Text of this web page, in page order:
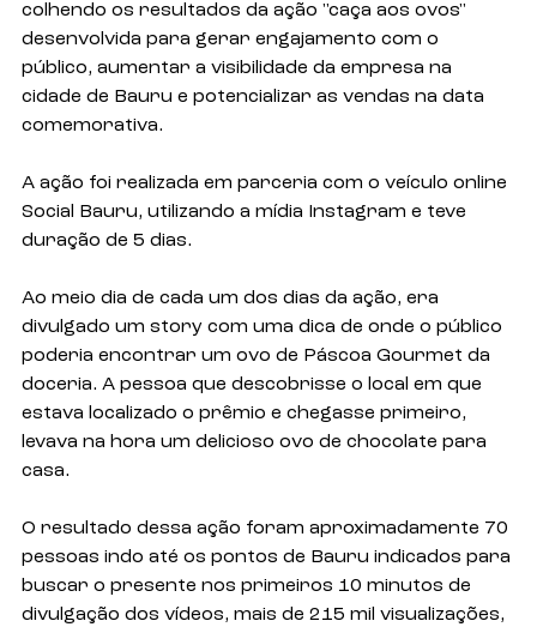
colhendo os resultados da ação "caça aos ovos"
desenvolvida para gerar engajamento com o
público, aumentar a visibilidade da empresa na
cidade de Bauru e potencializar as vendas na data
comemorativa.
A ação foi realizada em parceria com o veículo online
Social Bauru, utilizando a mídia Instagram e teve
duração de 5 dias.
Ao meio dia de cada um dos dias da ação, era
divulgado um story com uma dica de onde o público
poderia encontrar um ovo de Páscoa Gourmet da
doceria. A pessoa que descobrisse o local em que
estava localizado o prêmio e chegasse primeiro,
levava na hora um delicioso ovo de chocolate para
casa.
O resultado dessa ação foram aproximadamente 70
pessoas indo até os pontos de Bauru indicados para
buscar o presente nos primeiros 10 minutos de
divulgação dos vídeos, mais de 215 mil visualizações,